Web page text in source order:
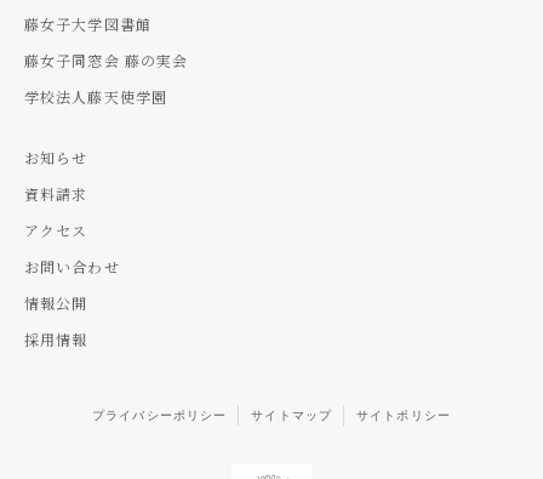
藤女子大学図書館
藤女子同窓会 藤の実会
学校法人藤天使学園
お知らせ
資料請求
アクセス
お問い合わせ
情報公開
採用情報
プライバシーポリシー サイトマップ サイトポリシー